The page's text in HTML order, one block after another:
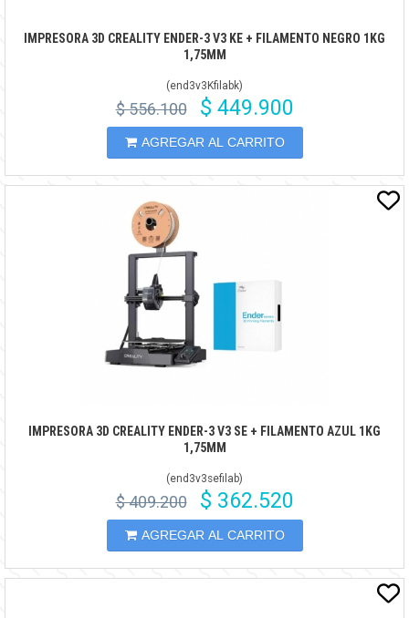
IMPRESORA 3D CREALITY ENDER-3 V3 KE + FILAMENTO NEGRO 1KG
1,75MM
(end3v3Kfilabk)
$ 556.100 $ 449.900
AGREGAR AL CARRITO
IMPRESORA 3D CREALITY ENDER-3 V3 SE + FILAMENTO AZUL 1KG
1,75MM
(end3v3sefilab)
$ 409.200 $ 362.520
AGREGAR AL CARRITO